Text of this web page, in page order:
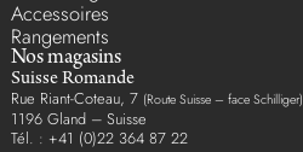
Accessoires
Rangements
Nos magasins
Suisse Romande
Rue Riant-Coteau, 7 (Route Suisse – face Schilliger)
1196 Gland – Suisse
Tél. : +41 (0)22 364 87 22